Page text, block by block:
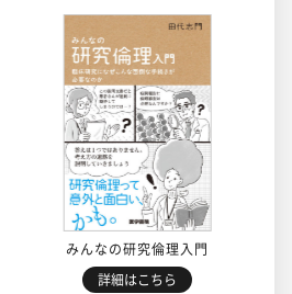
みんなの研究倫理入門
詳細はこちら